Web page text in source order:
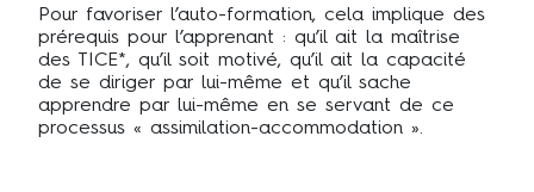
Pour favoriser l’auto-formation, cela implique des
prérequis pour l’apprenant : qu’il ait la maîtrise
des TICE*, qu’il soit motivé, qu’il ait la capacité
de se diriger par lui-même et qu’il sache
apprendre par lui-même en se servant de ce
processus « assimilation-accommodation ».